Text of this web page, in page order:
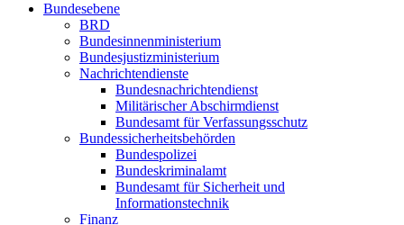
Bundesebene
BRD
Bundesinnenministerium
Bundesjustizministerium
Nachrichtendienste
Bundesnachrichtendienst
Militärischer Abschirmdienst
Bundesamt für Verfassungsschutz
Bundessicherheitsbehörden
Bundespolizei
Bundeskriminalamt
Bundesamt für Sicherheit und
Informationstechnik
Finanz